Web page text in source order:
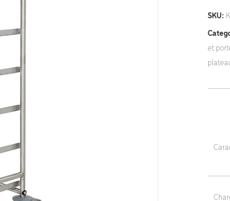
SKU:
et